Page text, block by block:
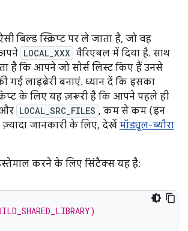
बिल्ड स्क्रिप्ट पर ले जाता है, जो वह
LOCAL_XXX वैरिएबल में दिया है. साथ
है कि आपने जो सोर्स लिस्ट किए हैं उनसे
गई लाइब्रेरी बनाएं. ध्यान दें कि इसका
के लिए यह ज़रूरी है कि आपने पहले ही
LOCAL_SRC_FILES , कम से कम (इन
जानकारी के लिए, देखें मॉड्यूल-ब्यौरा
करने के लिए सिंटैक्स यह है: